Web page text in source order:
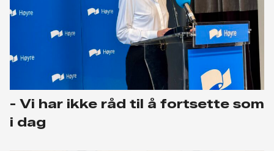
- Vi har ikke råd til å fortsette som
i dag